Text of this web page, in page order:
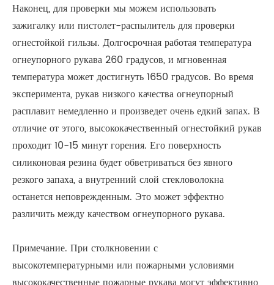
Наконец, для проверки мы можем использовать
зажигалку или пистолет-распылитель для проверки
огнестойкой гильзы. Долгосрочная работая температура
огнеупорного рукава 260 градусов, и мгновенная
температура может достигнуть 1650 градусов. Во время
эксперимента, рукав низкого качества огнеупорный
расплавит немедленно и произведет очень едкий запах. В
отличие от этого, высококачественный огнестойкий рукав
проходит 10-15 минут горения. Его поверхность
силиконовая резина будет обветриваться без явного
резкого запаха, а внутренний слой стекловолокна
останется неповрежденным. Это может эффектно
различить между качеством огнеупорного рукава.
Примечание. При столкновении с
высокотемпературными или пожарными условиями